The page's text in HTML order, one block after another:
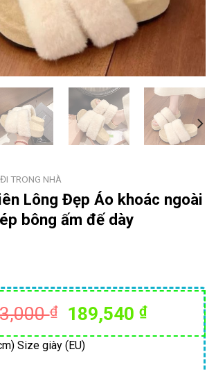
TRONG NHÀ
Lông Đẹp Áo khoác ngoài
bông ấm đế dày
₫
Giá
gốc
là:
189,540₫Giá
hiện
Size giày (EU)